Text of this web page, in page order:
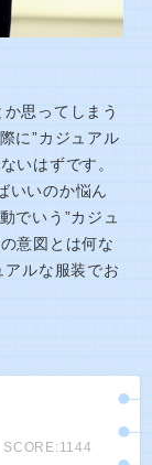
思ってしまう
に”カジュアル
いはずです。
いいのか悩ん
でいう”カジュ
意図とは何な
アルな服装でお
SCORE:1144